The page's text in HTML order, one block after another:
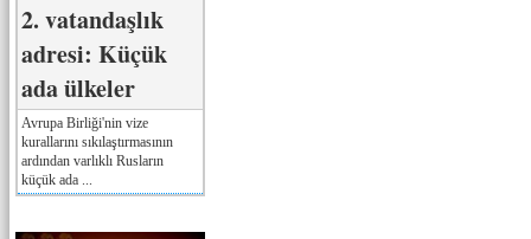
2. vatandaşlık
adresi: Küçük
ada ülkeler
Avrupa Birliği'nin vize
kurallarını sıkılaştırmasının
ardından varlıklı Rusların
küçük ada ...